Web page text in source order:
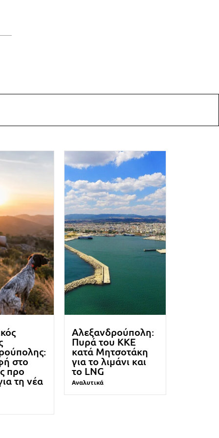
στο
προ
τη νέα
Αλεξανδρούπολη:
Πυρά του ΚΚΕ
κατά Μητσοτάκη
για το λιμάνι και
το LNG
Αναλυτικά